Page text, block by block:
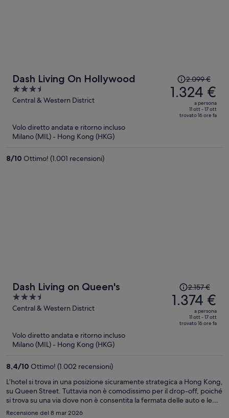
Dash Living On Hollywood
3.5
out
Central & Western District
prezzo
era
2.099 €,
ora
2.099 €
1.324 €
a persona
11 ott - 17 ott
trovato 16 ore fa
Volo diretto andata e ritorno incluso
Milano (MIL) - Hong Kong (HKG)
8/10 Ottimo! (1.001 recensioni)
Dash Living on Queen's
3.5
out
Central & Western District
prezzo
era
2.157 €,
ora
2.157 €
1.374 €
a persona
11 ott - 17 ott
trovato 16 ore fa
Volo diretto andata e ritorno incluso
Milano (MIL) - Hong Kong (HKG)
8,4/10 Ottimo! (1.002 recensioni)
L’hotel si trova in una posizione sicuramente strategica a Hong Kong,
su Queen Street. Tuttavia non è comodissimo per il drop-off, poiché
si trova su una via dove non è consentita la fermata delle auto e le
indicazioni per trovarlo non sono molto chiare. Una volta arrivati
Recensione del 8 mar 2026